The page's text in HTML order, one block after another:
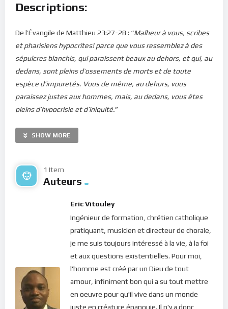
Descriptions:
De l’Évangile de Matthieu 23:27-28 : “Malheur à vous, scribes
et pharisiens hypocrites! parce que vous ressemblez à des
sépulcres blanchis, qui paraissent beaux au dehors, et qui, au
dedans, sont pleins d’ossements de morts et de toute
espèce d’impuretés. Vous de même, au dehors, vous
paraissez justes aux hommes, mais, au dedans, vous êtes
pleins d’hypocrisie et d’iniquité.”
Qu’est-ce que la cohérence énergétique ? C’est comme se
demander à chaque pensée, parole, action ou sensation : Qui
plus profond de moi ? Cette pensée que je viens d’avoir
honore-t-elle mon âme ? Comment me sentirais-je après
au contraire serais-je divisé de l’intérieur ?
Être cohérent énergétiquement, ce n’est pas penser, parler
ou agir en bien ou en mal… Cela n’a rien à voir avec le bien ou le
mal. C’est dégager exactement ce qu’on est réellement !
C’est vivre conformément à notre énergie interne. Si donc je
suis peureux et que dans mes pensées, paroles et décisions
l’on sent de la peur, je suis cohérent avec moi-même. Si je
suis avide de pouvoir ou d’argent et que mes actes le
SHOW MORE
1 Item
Auteurs
Eric Vitouley
Ingénieur de formation, chrétien catholique
pratiquant, musicien et directeur de chorale,
je me suis toujours intéressé à la vie, à la foi
et aux questions existentielles. Pour moi,
l'homme est créé par un Dieu de tout
amour, infiniment bon qui a su tout mettre
en oeuvre pour qu'il vive dans un monde
juste en créature épanouie. Il n'y a donc